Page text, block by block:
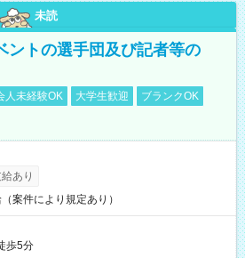
未読
ントの選手団及び記者等の
人未経験OK 大学生歓迎
ブランクOK
あり
案件により規定あり）
歩5分